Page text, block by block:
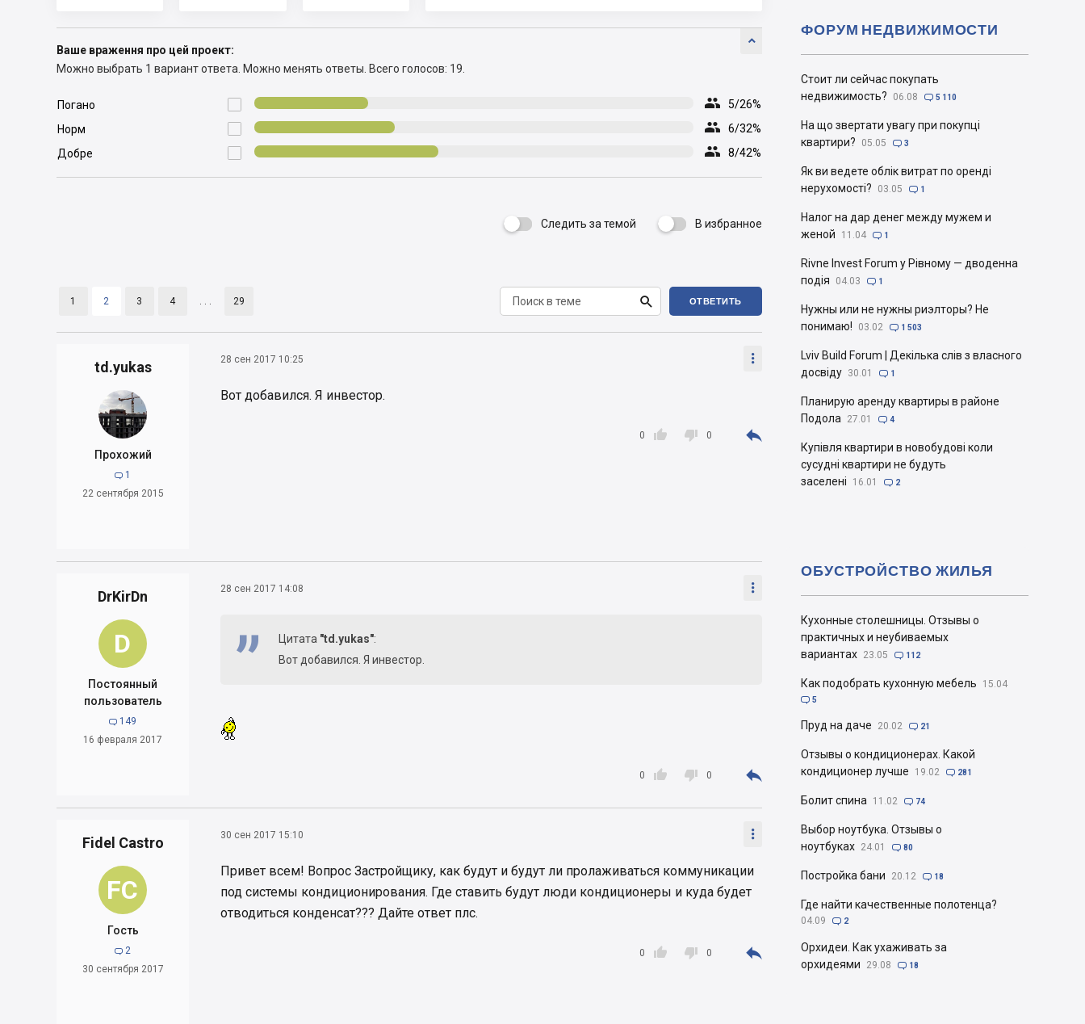

Ваше враження про цей проект:
Можно выбрать 1 вариант ответа. Можно менять ответы. Всего голосов: 19.

Погано  5/26%

Норм  6/32%

Добре  8/42%
Следить за темой  В избранное
1 2 3 4 . . . 29  ОТВЕТИТЬ
td.yukas
Прохожий
 1
22 сентября 2015
28 сен 2017 10:25 
Вот добавился. Я инвестор.

0  0 
DrKirDn
D
Постоянный
пользователь
 149
16 февраля 2017
28 сен 2017 14:08 
Цитата "td.yukas":
Вот добавился. Я инвестор.

0  0 
Fidel Castro
FC
Гость
 2
30 сентября 2017
30 сен 2017 15:10 
Привет всем! Вопрос Застройщику, как будут и будут ли пролаживаться коммуникации
под системы кондиционирования. Где ставить будут люди кондиционеры и куда будет
отводиться конденсат??? Дайте ответ плс.

0  0 
Стоит ли сейчас покупать
недвижимость?
06.08  5 110
На що звертати увагу при покупці
квартири?
05.05  3
Як ви ведете облік витрат по оренді
нерухомості?
03.05  1
Налог на дар денег между мужем и
женой
11.04  1
Rivne Invest Forum у Рівному — дводенна
подія
04.03  1
Нужны или не нужны риэлторы? Не
понимаю!
03.02  1 503
Lviv Build Forum | Декілька слів з власного
досвіду 30.01  1
Планирую аренду квартиры в районе
Подола
27.01  4
Купівля квартири в новобудові коли
сусудні квартири не будуть
заселені
16.01  2
ФОРУМ НЕДВИЖИМОСТИ
Кухонные столешницы. Отзывы о
практичных и неубиваемых
вариантах 23.05  112
Как подобрать кухонную мебель 15.04
 5
Пруд на даче 20.02  21
Отзывы о кондиционерах. Какой
кондиционер лучше
19.02  281
Болит спина 11.02  74
Выбор ноутбука. Отзывы о
ноутбуках 24.01  80
Постройка бани 20.12  18
Где найти качественные полотенца?
04.09  2
Орхидеи. Как ухаживать за
орхидеями
29.08  18
ОБУСТРОЙСТВО ЖИЛЬЯ